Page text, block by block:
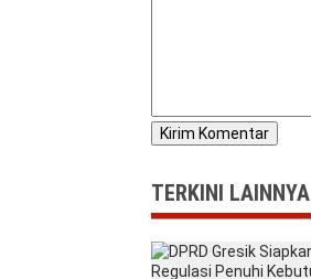
TERKINI LAINNYA